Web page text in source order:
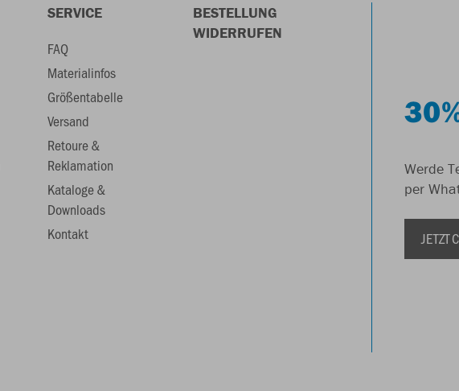
SERVICE
FAQ
Materialinfos
Größentabelle
Versand
Retoure &
Reklamation
Kataloge &
Downloads
Kontakt
BESTELLUNG
WIDERRUFEN
Werde
per
JETZT